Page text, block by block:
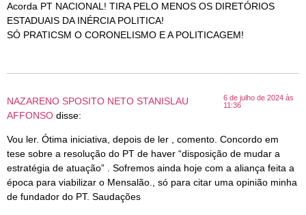
Acorda PT NACIONAL! TIRA PELO MENOS OS DIRETÓRIOS
ESTADUAIS DA INÉRCIA POLITICA!
SÓ PRATICSM O CORONELISMO E A POLITICAGEM!
NAZARENO SPOSITO NETO STANISLAU
AFFONSO disse:
6 de julho de 2024 às
11:36
Vou ler. Ótima iniciativa, depois de ler , comento. Concordo em
tese sobre a resolução do PT de haver “disposição de mudar a
estratégia de atuação” . Sofremos ainda hoje com a aliança feita a
época para viabilizar o Mensalão., só para citar uma opinião minha
de fundador do PT. Saudações